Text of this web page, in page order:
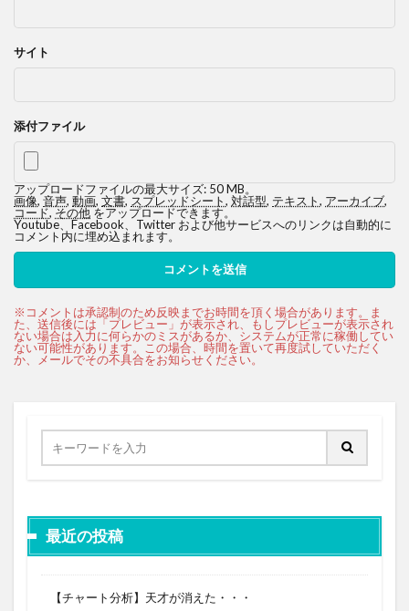
サイト
添付ファイル
アップロードファイルの最大サイズ: 50 MB。
画像, 音声, 動画, 文書, スプレッドシート, 対話型, テキスト, アーカイブ,
コード,その他をアップロードできます。
Youtube、Facebook、Twitter および他サービスへのリンクは自動的に
コメント内に埋め込まれます。
最近の投稿
【チャート分析】天才が消えた・・・